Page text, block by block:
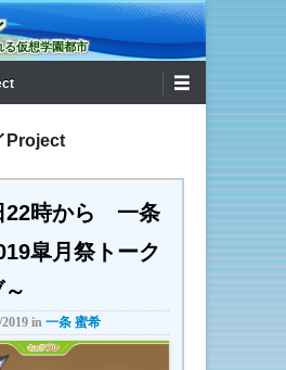
る仮想学園都市
Project
22時から 一条
皐月祭トーク
in 一条 蜜希